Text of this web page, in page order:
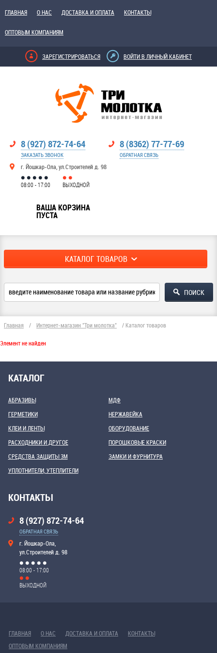
ГЛАВНАЯ О НАС ДОСТАВКА И ОПЛАТА КОНТАКТЫ
ОПТОВЫМ КОМПАНИЯМ
ЗАРЕГИСТРИРОВАТЬСЯ ВОЙТИ В ЛИЧНЫЙ КАБИНЕТ
8 (927) 872-74-64
ЗАКАЗАТЬ ЗВОНОК
г. Йошкар-Ола, ул.Строителей д. 98
8 (8362) 77-77-69
ОБРАТНАЯ СВЯЗЬ
08:00 - 17:00 ВЫХОДНОЙ
ВАША КОРЗИНА
ПУСТА
КАТАЛОГ ТОВАРОВ
Главная / Интернет-магазин "Три молотка" / Каталог товаров
Элемент не найден
КАТАЛОГ
АБРАЗИВЫ
ГЕРМЕТИКИ
КЛЕИ И ЛЕНТЫ
МДФ
НЕРЖАВЕЙКА
ОБОРУДОВАНИЕ
РАСХОДНИКИ И ДРУГОЕ
СРЕДСТВА ЗАЩИТЫ 3М
УПЛОТНИТЕЛИ, УТЕПЛИТЕЛИ
ПОРОШКОВЫЕ КРАСКИ
ЗАМКИ И ФУРНИТУРА
КОНТАКТЫ
8 (927) 872-74-64
ОБРАТНАЯ СВЯЗЬ
г. Йошкар-Ола,
ул.Строителей д. 98
08:00 - 17:00
ВЫХОДНОЙ
ГЛАВНАЯ О НАС ДОСТАВКА И ОПЛАТА
КОНТАКТЫ
ОПТОВЫМ КОМПАНИЯМ